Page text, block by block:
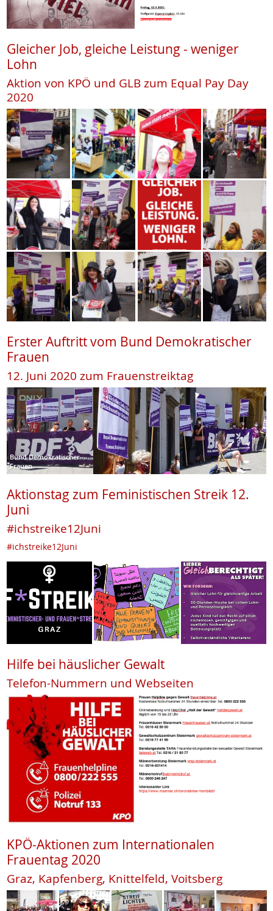
Gleicher Job, gleiche Leistung - weniger
Lohn
Aktion von KPÖ und GLB zum Equal Pay Day
2020
Erster Auftritt vom Bund Demokratischer
Frauen
12. Juni 2020 zum Frauenstreiktag
Bund Demokratischer
Frauen
Aktionstag zum Feministischen Streik 12.
Juni
#ichstreike12Juni
#ichstreike12Juni
Hilfe bei häuslicher Gewalt
Telefon-Nummern und Webseiten
KPÖ-Aktionen zum Internationalen
Frauentag 2020
Graz, Kapfenberg, Knittelfeld, Voitsberg